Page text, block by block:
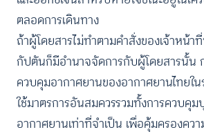
ตลอดการเดินทาง
ถ้าผู้โดยสารไม่ทำตามคำสั่งของเจ้าหน้า
กัปตันก็มีอำนาจจัดการกับผู้โดยสารนั้น
ควบคุมอากาศยานของอากาศยานไทยใ
ใช้มาตรการอันสมควรรวมทั้งการควบคุ
อากาศยานเท่าที่จำเป็น เพื่อคุ้มครองคว